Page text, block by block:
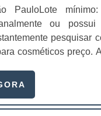
PauloLote
ou possui
pesquisar
cosméticos preço.
mercado de
pr...